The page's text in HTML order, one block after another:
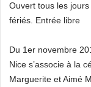
Ouvert tous les
fériés. Entrée libre
Du 1er novembre
Nice s’associe à la
Marguerite et Aimé